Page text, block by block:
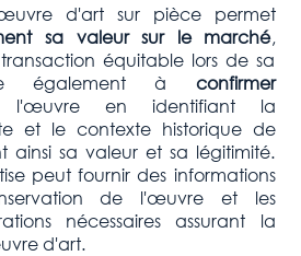
d'art sur pièce permet
sa valeur sur le marché,
équitable lors de sa
également à confirmer
en identifiant la
et le contexte historique de
ainsi sa valeur et sa légitimité.
peut fournir des informations
de l'œuvre et les
nécessaires assurant la
d'art.